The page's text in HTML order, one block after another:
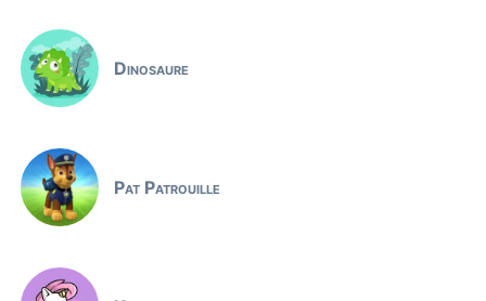
Dinosaure
Pat Patrouille